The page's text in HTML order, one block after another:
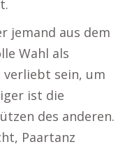
jemand aus dem
Wahl als
sein, um
ist die
des anderen.
Paartanz